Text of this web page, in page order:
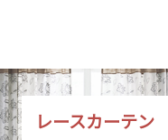
レースカーテン